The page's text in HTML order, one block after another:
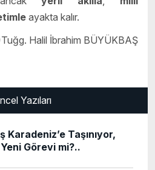
ayakta kalır.
Halil İbrahim BÜYÜKBAŞ
Yazıları
Karadeniz’e Taşınıyor,
Görevi mi?..